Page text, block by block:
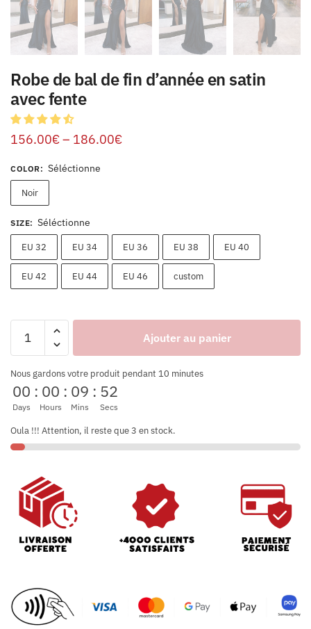
Robe de bal de fin d’année en satin
avec fente
156.00€– 186.00€
COLOR: Séléctionne
Noir
SIZE: Séléctionne
EU 32 EU 34 EU 36 EU 38 EU 40
EU 42 EU 44 EU 46 custom
Ajouter au panier
Nous gardons votre produit pendant 10 minutes
00
Days
: 00
Hours
: 09
Mins
: 52
Secs
Oula !!! Attention, il reste que 3 en stock.